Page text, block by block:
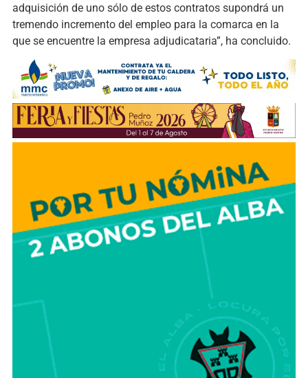
adquisición de uno sólo de estos contratos supondrá un
tremendo incremento del empleo para la comarca en la
que se encuentre la empresa adjudicataria”, ha concluido.